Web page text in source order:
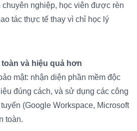
chuyên nghiệp, học viên được rèn
tác thực tế thay vì chỉ học lý
toàn và hiệu quả hơn
mật: nhận diện phần mềm độc
đúng cách, và sử dụng các công
(Google Workspace, Microsoft
toàn.